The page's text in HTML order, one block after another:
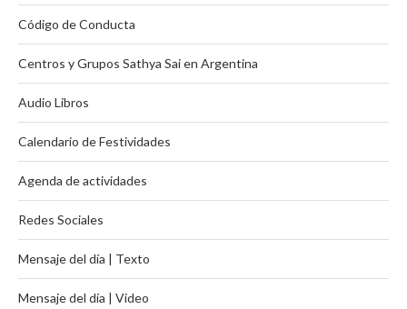
Código de Conducta
Centros y Grupos Sathya Sai en Argentina
Audio Libros
Calendario de Festividades
Agenda de actividades
Redes Sociales
Mensaje del día | Texto
Mensaje del día | Video